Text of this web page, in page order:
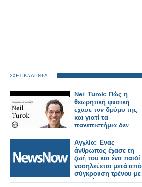
ΣΧΕΤΙΚΑ ΑΡΘΡΑ
Neil Turok: Πώς η
θεωρητική φυσική
έχασε τον δρόμο της
και γιατί τα
πανεπιστήμια δεν
ενθαρρύνουν την
πρωτοτυπία
Αγγλία: Ένας
άνθρωπος έχασε τη
ζωή του και ένα παιδί
νοσηλεύεται μετά από
σύγκρουση τρένου με
αυτοκίνητο.